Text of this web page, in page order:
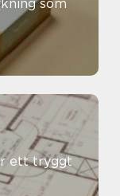
ett tryggt